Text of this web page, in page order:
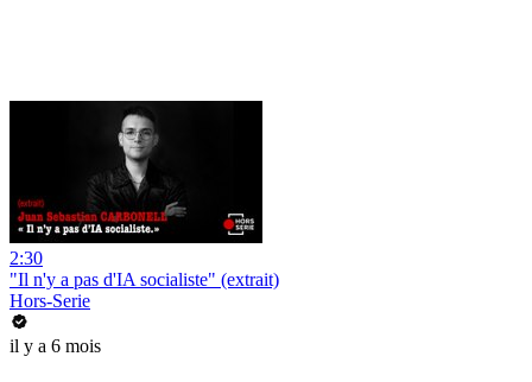
2:30
"Il n'y a pas d'IA socialiste" (extrait)
Hors-Serie
il y a 6 mois